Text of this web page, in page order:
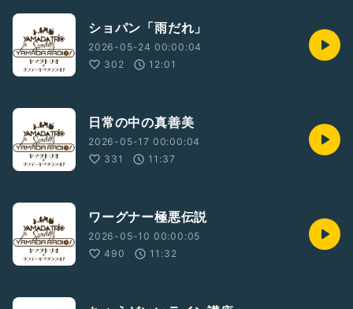
ショパン「雨だれ」
2026-05-24 00:00:04
302
12:01
日常の中の真善美
2026-05-17 00:00:04
331
11:37
ワーグナー極悪伝説
2026-05-10 00:00:05
490
11:32